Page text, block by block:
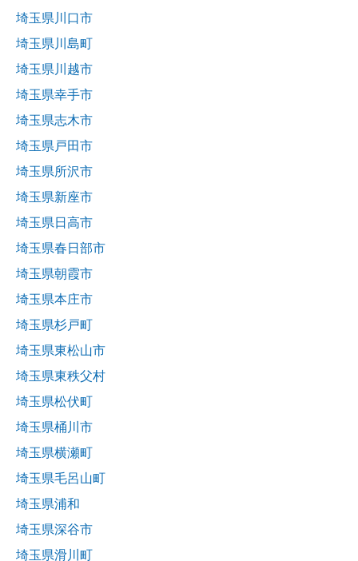
埼玉県川口市
埼玉県川島町
埼玉県川越市
埼玉県幸手市
埼玉県志木市
埼玉県戸田市
埼玉県所沢市
埼玉県新座市
埼玉県日高市
埼玉県春日部市
埼玉県朝霞市
埼玉県本庄市
埼玉県杉戸町
埼玉県東松山市
埼玉県東秩父村
埼玉県松伏町
埼玉県桶川市
埼玉県横瀬町
埼玉県毛呂山町
埼玉県浦和
埼玉県深谷市
埼玉県滑川町